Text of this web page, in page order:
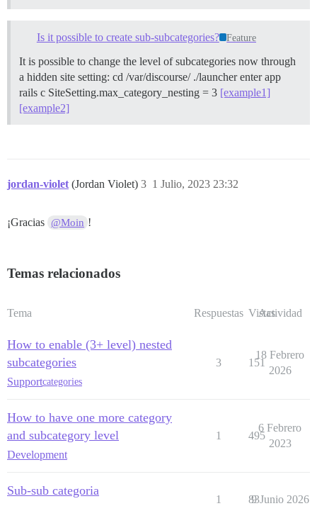
Is it possible to create sub-subcategories? Feature
It is possible to change the level of subcategories now through
a hidden site setting: cd /var/discourse/ ./launcher enter app
rails c SiteSetting.max_category_nesting = 3 [example1]
[example2]
jordan-violet (Jordan Violet) 1 Julio, 2023 23:32
3
¡Gracias @Moin !
Temas relacionados
Tema Respuestas Vistas
Actividad
How to enable (3+ level) nested
subcategories
Supportcategories
3 151
18 Febrero
2026
How to have one more category
and subcategory level
Development
1 495
6 Febrero
2023
Sub-sub categoria
1 83
9 Junio 2026